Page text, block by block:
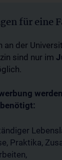
für eine
an der
sind nur im
Praktika,